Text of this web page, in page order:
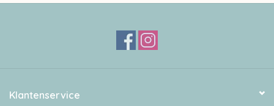
Klantenservice